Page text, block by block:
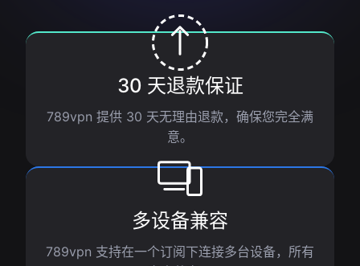
30 天退款保证
789vpn 提供 30 天无理由退款，确保您完全满
意。
多设备兼容
789vpn 支持在一个订阅下连接多台设备，所有